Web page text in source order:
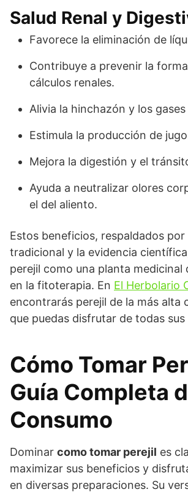
Salud Renal y
Favorece la eliminación de
Contribuye a prevenir la
cálculos renales.
Alivia la hinchazón y los
Estimula la producción de
Mejora la digestión y el
Ayuda a neutralizar olores
el del aliento.
Estos beneficios, respaldados por
tradicional y la evidencia
perejil como una planta medicinal
en la fitoterapia. En El Herbolario
encontrarás perejil de la más alta
que puedas disfrutar de todas
Cómo Tomar
Guía Completa
Consumo
Dominar como tomar perejil es
maximizar sus beneficios y
en diversas preparaciones. Su